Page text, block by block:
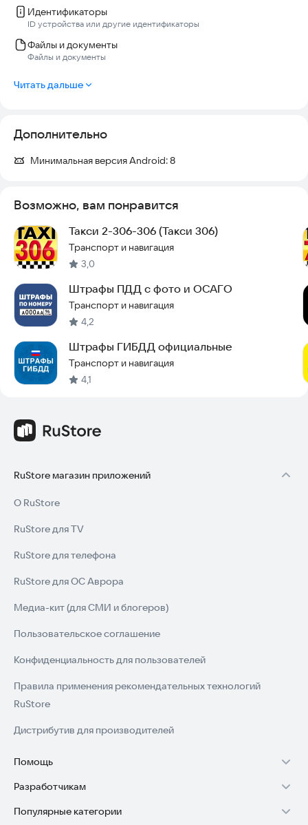
Идентификаторы
ID устройства или другие идентификаторы
Файлы и документы
Файлы и документы
Читать дальше
Дополнительно
Минимальная версия Android:8
Возможно, вам понравится
Такси 2-306-306 (Такси 306)
Транспорт и навигация
3,0
Штрафы ПДД с фото и ОСАГО
Транспорт и навигация
4,2
Штрафы ГИБДД официальные
Транспорт и навигация
4,1
RuStore магазин приложений
О RuStore
RuStore для TV
RuStore для телефона
RuStore для ОС Аврора
Медиа-кит (для СМИ и блогеров)
Пользовательское соглашение
Конфиденциальность для пользователей
Правила применения рекомендательных технологий
RuStore
Дистрибутив для производителей
Помощь
Установка RuStore на TV
Установка RuStore на телефон
Разработчикам
Зарабатывать с RuStore
Популярные категории